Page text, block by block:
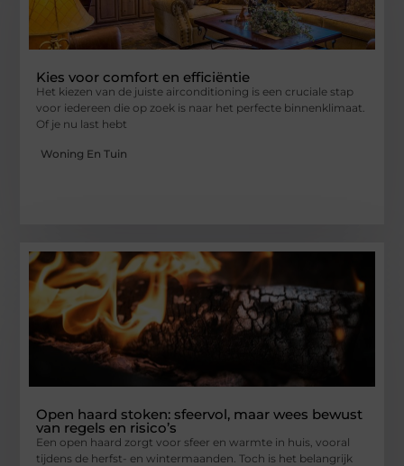
Kies voor comfort en efficiëntie
Het kiezen van de juiste airconditioning is een cruciale stap
voor iedereen die op zoek is naar het perfecte binnenklimaat.
Of je nu last hebt
Woning En Tuin
Open haard stoken: sfeervol, maar wees bewust
van regels en risico’s
Een open haard zorgt voor sfeer en warmte in huis, vooral
tijdens de herfst- en wintermaanden. Toch is het belangrijk